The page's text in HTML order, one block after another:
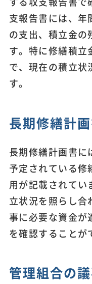
支報告書には、年
の支出、積立金の
す。特に修繕積立
で、現在の積立状
す。
長期修繕計
長期修繕計画書
予定されている修
用が記載されてい
立状況を照らし合
事に必要な資金が
を確認することが
管理組合の